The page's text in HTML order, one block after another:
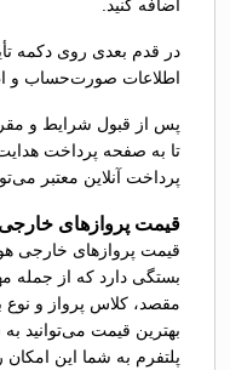
اضافه کنید.
در قدم بعدی روی دکمه
اطلاعات صورت‌حساب و
پس از قبول شرایط و
تا به صفحه پرداخت
پرداخت آنلاین معتبر
قیمت پروازهای خارجی
قیمت پروازهای خارجی
بستگی دارد که از جمله
مقصد، کلاس پرواز و نوع
بهترین قیمت می‌توانید
پلتفرم به شما این